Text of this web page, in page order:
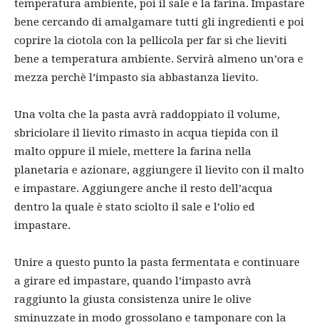
temperatura ambiente, poi il sale e la farina. Impastare
bene cercando di amalgamare tutti gli ingredienti e poi
coprire la ciotola con la pellicola per far sì che lieviti
bene a temperatura ambiente. Servirà almeno un’ora e
mezza perchè l’impasto sia abbastanza lievito.
Una volta che la pasta avrà raddoppiato il volume,
sbriciolare il lievito rimasto in acqua tiepida con il
malto oppure il miele, mettere la farina nella
planetaria e azionare, aggiungere il lievito con il malto
e impastare. Aggiungere anche il resto dell’acqua
dentro la quale è stato sciolto il sale e l’olio ed
impastare.
Unire a questo punto la pasta fermentata e continuare
a girare ed impastare, quando l’impasto avrà
raggiunto la giusta consistenza unire le olive
sminuzzate in modo grossolano e tamponare con la